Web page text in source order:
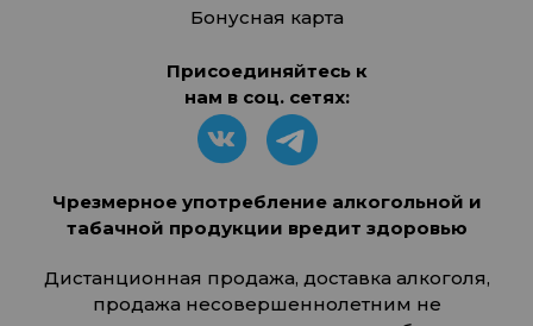
Бонусная карта
Присоединяйтесь к
нам в соц. сетях:
Чрезмерное употребление алкогольной и
табачной продукции вредит здоровью
Дистанционная продажа, доставка алкоголя,
продажа несовершеннолетним не